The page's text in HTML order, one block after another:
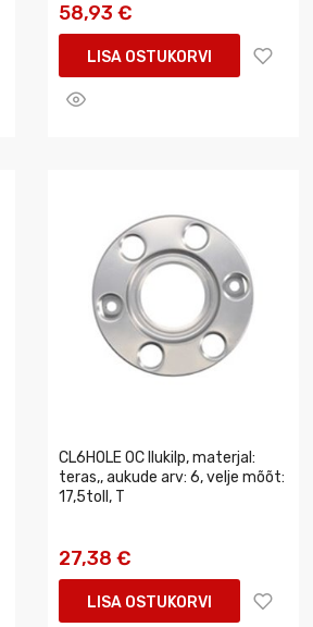
58,93 €
LISA OSTUKORVI
CL6HOLE OC Ilukilp, materjal:
teras,, aukude arv: 6, velje mõõt:
17,5toll, T
27,38 €
LISA OSTUKORVI